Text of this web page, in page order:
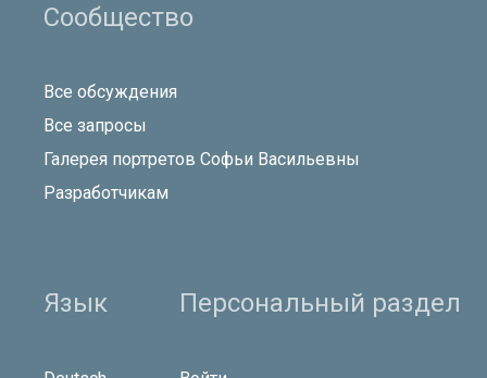
Сообщество
Все обсуждения
Все запросы
Галерея портретов Софьи Васильевны
Разработчикам
Язык Персональный раздел